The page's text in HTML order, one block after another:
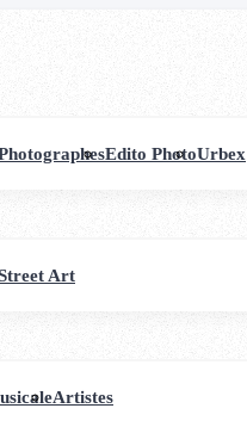
Edito PhotoUrbex
Art
Artistes